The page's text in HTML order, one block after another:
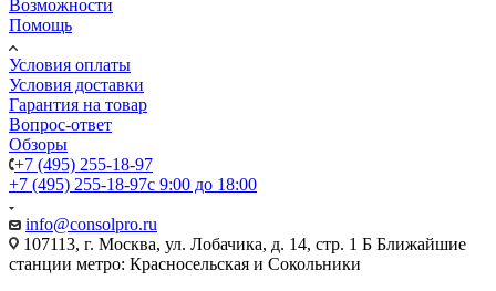
Возможности
Помощь
Условия оплаты
Условия доставки
Гарантия на товар
Вопрос-ответ
Обзоры
+7 (495) 255-18-97
+7 (495) 255-18-97с 9:00 до 18:00
info@consolpro.ru
107113, г. Москва, ул. Лобачика, д. 14, стр. 1 Б Ближайшие
станции метро: Красносельская и Сокольники